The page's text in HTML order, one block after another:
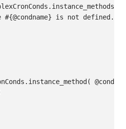
#{@condname} is not defined."